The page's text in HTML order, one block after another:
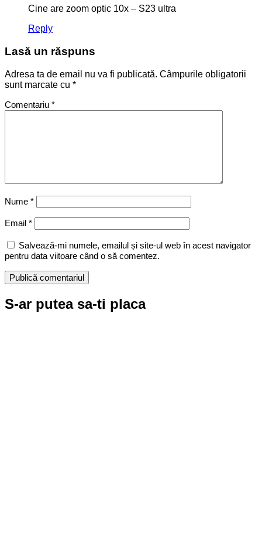
Cine are zoom optic 10x – S23 ultra
Reply
Lasă un răspuns
Adresa ta de email nu va fi publicată. Câmpurile obligatorii
sunt marcate cu *
Comentariu *
Nume *
Email *
Salvează-mi numele, emailul și site-ul web în acest navigator
pentru data viitoare când o să comentez.
S-ar putea sa-ti placa